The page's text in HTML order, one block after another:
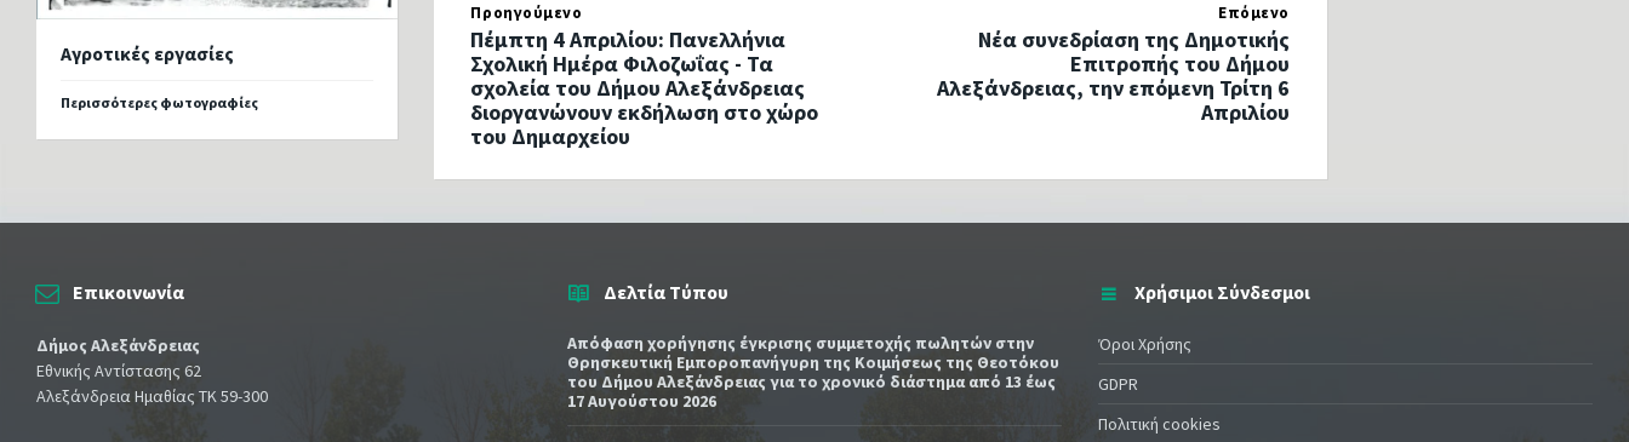
Προηγούμενο
Πέμπτη 4 Απριλίου: Πανελλήνια
Σχολική Ημέρα Φιλοζωΐας - Τα
σχολεία του Δήμου Αλεξάνδρειας
διοργανώνουν εκδήλωση στο χώρο
του Δημαρχείου
Επόμενο
Νέα συνεδρίαση της Δημοτικής
Επιτροπής του Δήμου
Αλεξάνδρειας, την επόμενη Τρίτη 6
Απριλίου
Αγροτικές εργασίες
Περισσότερες φωτογραφίες
Επικοινωνία
Δήμος Αλεξάνδρειας
Εθνικής Αντίστασης 62
Αλεξάνδρεια Ημαθίας ΤΚ 59-300
Δελτία Τύπου
Απόφαση χορήγησης έγκρισης συμμετοχής πωλητών στην
Θρησκευτική Εμποροπανήγυρη της Κοιμήσεως της Θεοτόκου
του Δήμου Αλεξάνδρειας για το χρονικό διάστημα από 13 έως
17 Αυγούστου 2026
Χρήσιμοι Σύνδεσμοι
Όροι Χρήσης
GDPR
Πολιτική cookies